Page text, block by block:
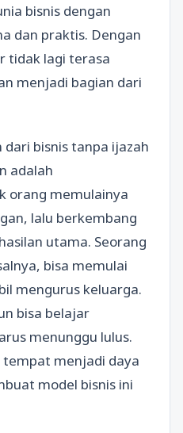
bisnis dengan
dan praktis. Dengan
tidak lagi terasa
menjadi bagian dari
dari bisnis tanpa ijazah
adalah
orang memulainya
lalu berkembang
utama. Seorang
bisa memulai
mengurus keluarga.
bisa belajar
menunggu lulus.
tempat menjadi daya
model bisnis ini